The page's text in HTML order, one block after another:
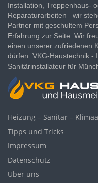
Installation, Treppenhaus-
Reparaturarbeiten– wir
Partner mit geschultem
Erfahrung zur Seite. Wir
einen unserer zufriedenen
dürfen. VKG-Haustechnik -
Sanitärinstallateur für
Heizung – Sanitär –
Tipps und Tricks
Impressum
Datenschutz
Über uns